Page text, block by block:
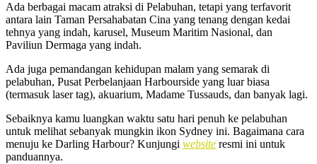
Ada berbagai macam atraksi di Pelabuhan, tetapi yang terfavorit
antara lain Taman Persahabatan Cina yang tenang dengan kedai
tehnya yang indah, karusel, Museum Maritim Nasional, dan
Paviliun Dermaga yang indah.
Ada juga pemandangan kehidupan malam yang semarak di
pelabuhan, Pusat Perbelanjaan Harbourside yang luar biasa
(termasuk laser tag), akuarium, Madame Tussauds, dan banyak lagi.
Sebaiknya kamu luangkan waktu satu hari penuh ke pelabuhan
untuk melihat sebanyak mungkin ikon Sydney ini. Bagaimana cara
menuju ke Darling Harbour? Kunjungi website resmi ini untuk
panduannya.